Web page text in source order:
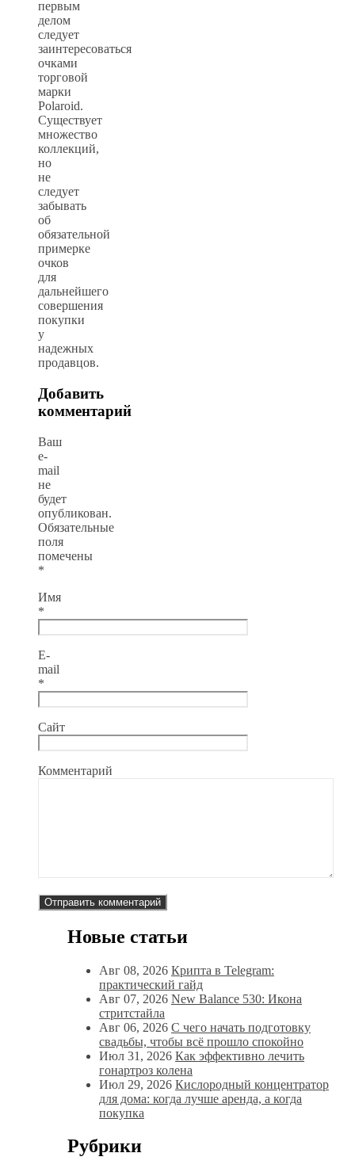
первым
делом
следует
заинтересоваться
очками
торговой
марки
Polaroid.
Существует
множество
коллекций,
но
не
следует
забывать
об
обязательной
примерке
очков
для
дальнейшего
совершения
покупки
у
надежных
продавцов.
Добавить
комментарий
Ваш
e-
mail
не
будет
опубликован.
Обязательные
поля
помечены
*
Имя
*
E-
mail
*
Сайт
Комментарий
Новые статьи
Авг 08, 2026 Крипта в Telegram:
практический гайд
Авг 07, 2026 New Balance 530: Икона
стритстайла
Авг 06, 2026 С чего начать подготовку
свадьбы, чтобы всё прошло спокойно
Июл 31, 2026 Как эффективно лечить
гонартроз колена
Июл 29, 2026 Кислородный концентратор
для дома: когда лучше аренда, а когда
покупка
Рубрики